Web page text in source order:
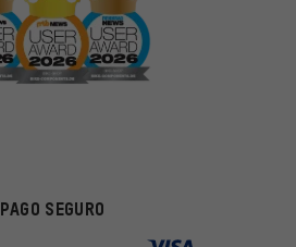
PAGO SEGURO